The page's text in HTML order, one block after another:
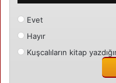
CNN üst düzey bir
halklarını yok etmeye
harekata yeşil ışık
Evet
Hayır
Kuşcalıların kitap